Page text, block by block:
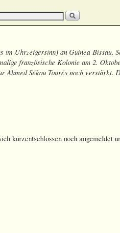
Uhrzeigersinn) an Guinea-Bissau,
französische Kolonie am 2.
Sékou Tourés noch verstärkt.
kurzentschlossen noch angemeldet